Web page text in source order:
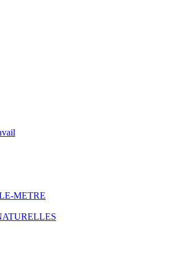
METRE